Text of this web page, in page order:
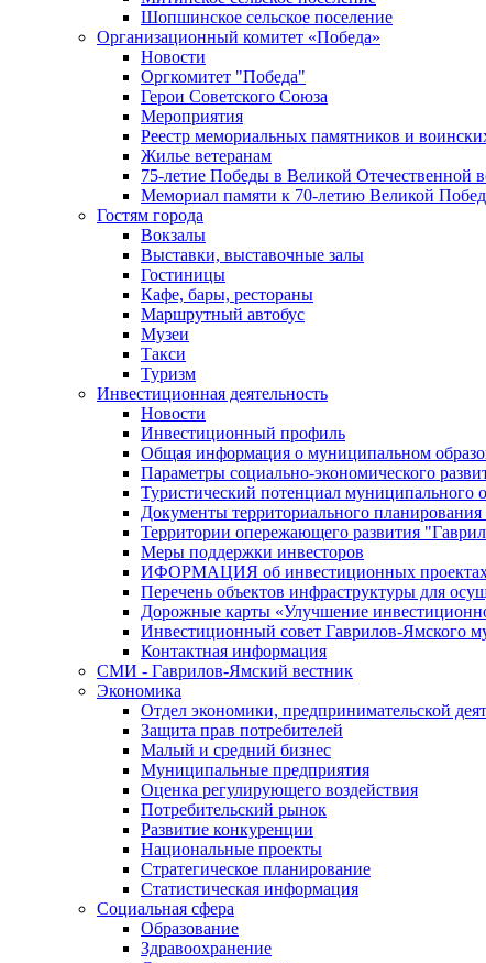
Шопшинское сельское поселение
Организационный комитет «Победа»
Новости
Оргкомитет "Победа"
Герои Советского Союза
Мероприятия
Реестр мемориальных памятников и
Жилье ветеранам
75-летие Победы в Великой Отечественной
Мемориал памяти к 70-летию Великой
Гостям города
Вокзалы
Выставки, выставочные залы
Гостиницы
Кафе, бары, рестораны
Маршрутный автобус
Музеи
Такси
Туризм
Инвестиционная деятельность
Новости
Инвестиционный профиль
Общая информация о муниципальном
Параметры социально-экономического
Туристический потенциал муниципального
Документы территориального планирования
Территории опережающего развития
Меры поддержки инвесторов
ИФОРМАЦИЯ об инвестиционных проектах,
Перечень объектов инфраструктуры для
Дорожные карты «Улучшение
Инвестиционный совет Гаврилов-Ямского
Контактная информация
СМИ - Гаврилов-Ямский вестник
Экономика
Отдел экономики, предпринимательской
Защита прав потребителей
Малый и средний бизнес
Муниципальные предприятия
Оценка регулирующего воздействия
Потребительский рынок
Развитие конкуренции
Национальные проекты
Стратегическое планирование
Статистическая информация
Социальная сфера
Образование
Здравоохранение